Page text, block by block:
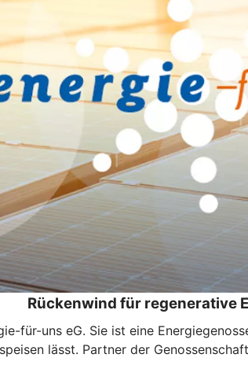
Rückenwind für regenerative
für-uns eG. Sie ist eine
lässt. Partner der